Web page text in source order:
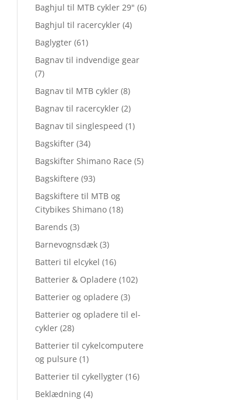
Baghjul til MTB cykler 29" (6)
Baghjul til racercykler (4)
Baglygter (61)
Bagnav til indvendige gear
(7)
Bagnav til MTB cykler (8)
Bagnav til racercykler (2)
Bagnav til singlespeed (1)
Bagskifter (34)
Bagskifter Shimano Race (5)
Bagskiftere (93)
Bagskiftere til MTB og
Citybikes Shimano (18)
Barends (3)
Barnevognsdæk (3)
Batteri til elcykel (16)
Batterier & Opladere (102)
Batterier og opladere (3)
Batterier og opladere til el-
cykler (28)
Batterier til cykelcomputere
og pulsure (1)
Batterier til cykellygter (16)
Beklædning (4)